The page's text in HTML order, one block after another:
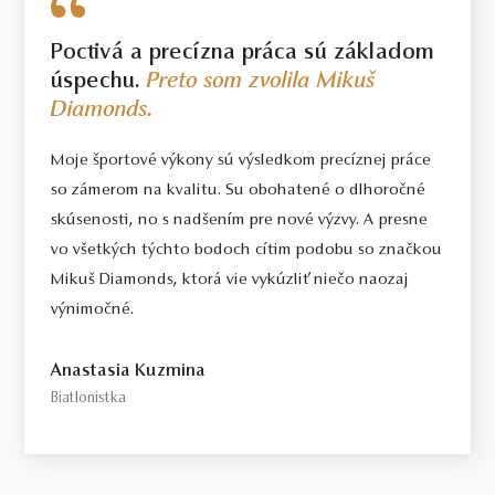
Poctivá a precízna práca sú základom
úspechu.Preto som zvolila Mikuš
Diamonds.
Moje športové výkony sú výsledkom precíznej práce
so zámerom na kvalitu. Su obohatené o dlhoročné
skúsenosti, no s nadšením pre nové výzvy. A presne
vo všetkých týchto bodoch cítim podobu so značkou
Mikuš Diamonds, ktorá vie vykúzliť niečo naozaj
výnimočné.
Anastasia Kuzmina
Biatlonistka